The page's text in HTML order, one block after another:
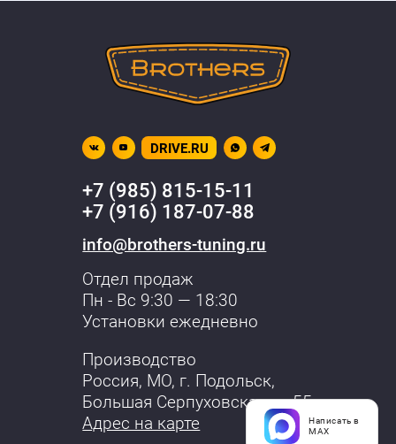
DRIVE.RU
+7 (985) 815-15-11
+7 (916) 187-07-88
info@brothers-tuning.ru
Отдел продаж
Пн - Вс 9:30 — 18:30
Установки ежедневно
Производство
Россия, МО, г. Подольск,
Большая Серпуховская, д. 55
Адрес на карте
Написать в
MAX